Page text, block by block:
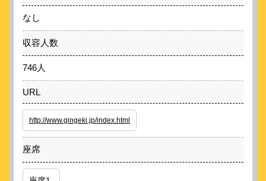
なし
収容人数
746人
URL
http://www.gingeki.jp/index.html
座席